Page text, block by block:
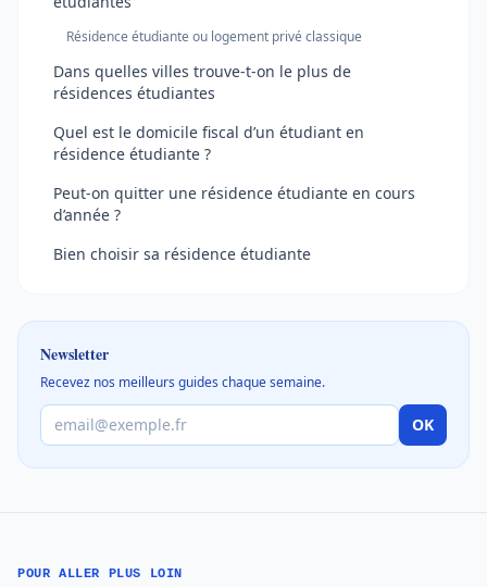
Résidence étudiante ou logement privé classique
Dans quelles villes trouve-t-on le plus de
résidences étudiantes
Quel est le domicile fiscal d’un étudiant en
résidence étudiante ?
Peut-on quitter une résidence étudiante en cours
d’année ?
Bien choisir sa résidence étudiante
Newsletter
Recevez nos meilleurs guides chaque semaine.
OK
POUR ALLER PLUS LOIN